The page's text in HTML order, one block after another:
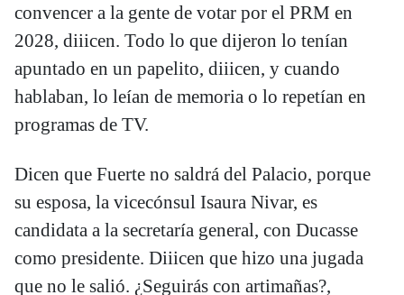
convencer a la gente de votar por el PRM en
2028, diiicen. Todo lo que dijeron lo tenían
apuntado en un papelito, diiicen, y cuando
hablaban, lo leían de memoria o lo repetían en
programas de TV.
Dicen que Fuerte no saldrá del Palacio, porque
su esposa, la vicecónsul Isaura Nivar, es
candidata a la secretaría general, con Ducasse
como presidente. Diiicen que hizo una jugada
que no le salió. ¿Seguirás con artimañas?,